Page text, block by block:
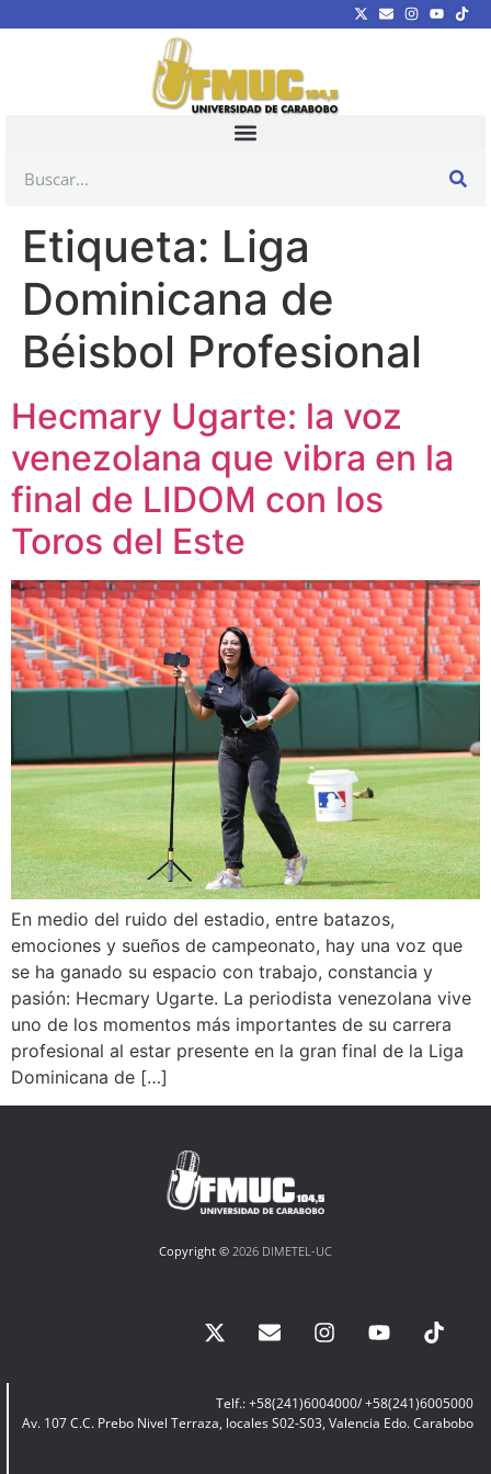
Etiqueta: Liga
Dominicana de
Béisbol Profesional
Hecmary Ugarte: la voz
venezolana que vibra en la
final de LIDOM con los
Toros del Este
En medio del ruido del estadio, entre batazos,
emociones y sueños de campeonato, hay una voz que
se ha ganado su espacio con trabajo, constancia y
pasión: Hecmary Ugarte. La periodista venezolana vive
uno de los momentos más importantes de su carrera
profesional al estar presente en la gran final de la Liga
Dominicana de […]
Copyright © 2026 DIMETEL-UC
Telf.: +58(241)6004000/ +58(241)6005000
Av. 107 C.C. Prebo Nivel Terraza, locales S02-S03, Valencia Edo. Carabobo